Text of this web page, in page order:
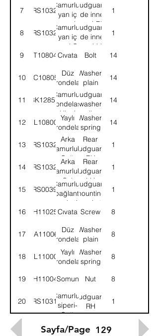
7 58RS103290
Çamurluk
yan iç
panel-
Sağ
Mudguard
side inner
panel-RH
1
8 58RS103291
Çamurluk
yan iç
panel-Sol
Mudguard
side inner
panel-LH
1
9 BT108041Cıvata Bolt 14
10 WC108051
Düz
rondela
Washer,
plain
14
11 8K12857
Çamurluk
rondelası
klipsi
Mudguard
washer
clip
14
12 WL108002
Yaylı
rondela
Washer,
spring
14
1358RS103294
Arka
çamurluk-
Sağ
Rear
mudguard-
RH
1
1458RS103295
Arka
çamurluk-
Sol
Rear
mudguard-
LH
1
1552RS003972
Çamurluk
bağlantı
braketi-
Sağ
Mudguard
mounting
bracket-
RH
1
16 SH110251Cıvata Screw 8
17 WA110061
Düz
rondela
Washer,
plain
8
18 WL110002
Yaylı
rondela
Washer,
spring
8
19 NH110041Somun Nut 8
2058RS103176
Çamurluk
siperi-
Sağ
Mudguard-
RH
1
Sayfa/Page 129